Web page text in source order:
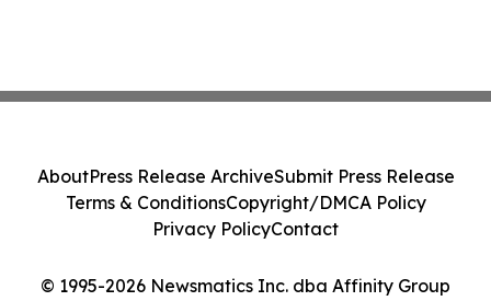
© 1995-2026 Newsmatics Inc. dba Affinity Group
AboutPress Release ArchiveSubmit Press Release
Terms & ConditionsCopyright/DMCA Policy
Privacy PolicyContact